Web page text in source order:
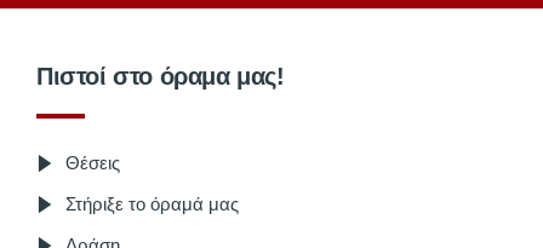
Πιστοί στο όραμα μας!
Θέσεις
Στήριξε το όραμά μας